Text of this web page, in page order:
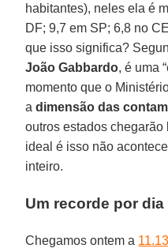
habitantes), neles ela é
DF; 9,7 em SP; 6,8 no
que isso significa?
João Gabbardo, é uma
momento que o
adimensão das
outros estados
ideal é isso não
inteiro.
Um recorde por dia
Chegamos ontem a